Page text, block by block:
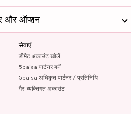
सेवाएं
डीमैट अकाउंट खोलें
5paisa पार्टनर बनें
5paisa अधिकृत पार्टनर / प्रतिनिधि
गैर-व्यक्तिगत अकाउंट
और ऑप्शन